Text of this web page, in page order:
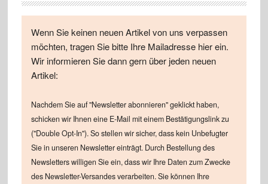
Wenn Sie keinen neuen Artikel von uns verpassen
möchten, tragen Sie bitte Ihre Mailadresse hier ein.
Wir informieren Sie dann gern über jeden neuen
Artikel:
Nachdem Sie auf "Newsletter abonnieren" geklickt haben,
schicken wir Ihnen eine E-Mail mit einem Bestätigungslink zu
("Double Opt-In"). So stellen wir sicher, dass kein Unbefugter
Sie in unseren Newsletter einträgt. Durch Bestellung des
Newsletters willigen Sie ein, dass wir Ihre Daten zum Zwecke
des Newsletter-Versandes verarbeiten. Sie können Ihre